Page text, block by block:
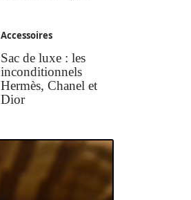
Accessoires
Sac de luxe : les
inconditionnels
Hermès, Chanel et
Dior